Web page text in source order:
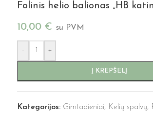
Folinis helio balionas „HB
10,00 € su PVM
- +
Į KREPŠELĮ
Kategorijos: Gimtadieniai, Kelių spalvų,